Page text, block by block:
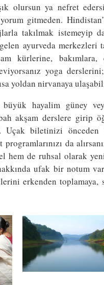
olursun ya nefret
gitmeden.
takılmak istemeyip
ayurveda
kürlerine,
yoga
yoldan nirvanaya
hayalim güney
akşam derslere girip
Uçak biletinizi önceden
da
hem de ruhsal olarak
ufak bir notum
erkenden toplamaya,